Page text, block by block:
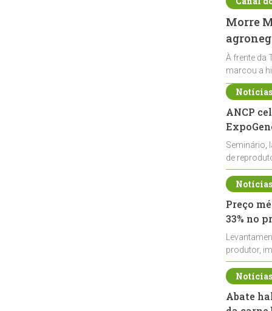
Morre
À frente da
marcou a
ANCP
Seminário,
de
durante a
Preço
33% no
produtor,
de leite cru
Abate